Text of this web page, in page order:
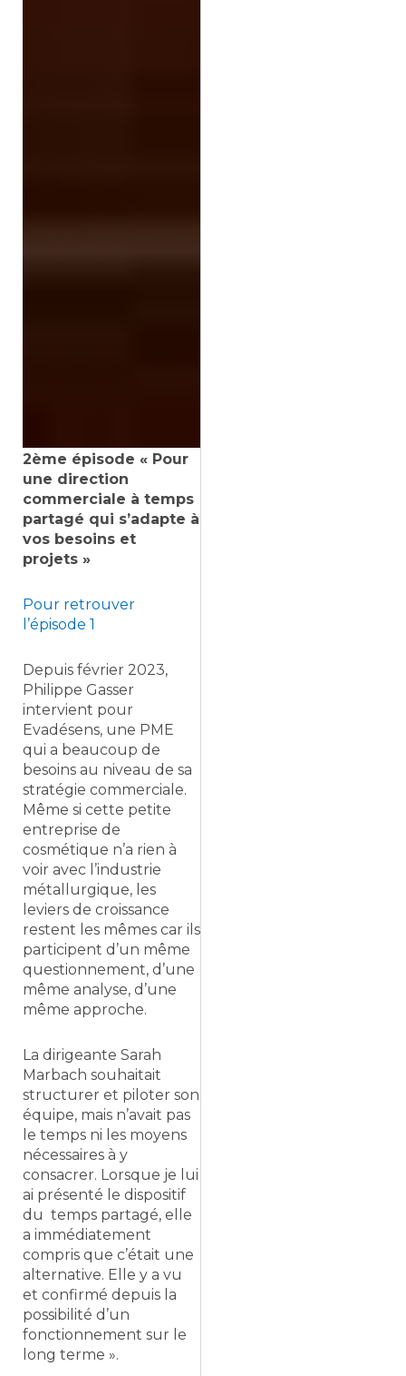
2ème épisode « Pour
une direction
commerciale à temps
partagé qui s’adapte à
vos besoins et
projets »
Pour retrouver
l’épisode 1
Depuis février 2023,
Philippe Gasser
intervient pour
Evadésens, une PME
qui a beaucoup de
besoins au niveau de sa
stratégie commerciale.
Même si cette petite
entreprise de
cosmétique n’a rien à
voir avec l’industrie
métallurgique, les
leviers de croissance
restent les mêmes car ils
participent d’un même
questionnement, d’une
même analyse, d’une
même approche.
La dirigeante Sarah
Marbach souhaitait
structurer et piloter son
équipe, mais n’avait pas
le temps ni les moyens
nécessaires à y
consacrer. Lorsque je lui
ai présenté le dispositif
du temps partagé, elle
a immédiatement
compris que c’était une
alternative. Elle y a vu
et confirmé depuis la
possibilité d’un
fonctionnement sur le
long terme ».